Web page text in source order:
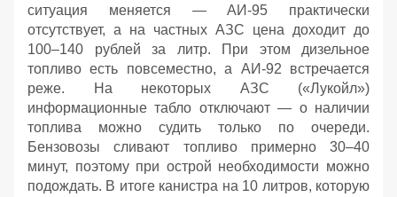
ситуация меняется — АИ‑95 практически
отсутствует, а на частных АЗС цена доходит до
100–140 рублей за литр. При этом дизельное
топливо есть повсеместно, а АИ‑92 встречается
реже. На некоторых АЗС («Лукойл»)
информационные табло отключают — о наличии
топлива можно судить только по очереди.
Бензовозы сливают топливо примерно 30–40
минут, поэтому при острой необходимости можно
подождать. В итоге канистра на 10 литров, которую